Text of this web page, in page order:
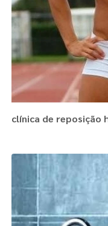
clínica de reposição